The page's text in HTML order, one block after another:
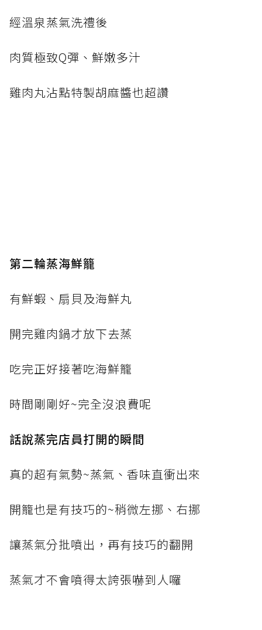
經溫泉蒸氣洗禮後
肉質極致Q彈、鮮嫩多汁
雞肉丸沾點特製胡麻醬也超讚
第二輪蒸海鮮籠
有鮮蝦、扇貝及海鮮丸
開完雞肉鍋才放下去蒸
吃完正好接著吃海鮮籠
時間剛剛好~完全沒浪費呢
話說蒸完店員打開的瞬間
真的超有氣勢~蒸氣、香味直衝出來
開籠也是有技巧的~稍微左挪、右挪
讓蒸氣分批噴出，再有技巧的翻開
蒸氣才不會噴得太誇張嚇到人囉